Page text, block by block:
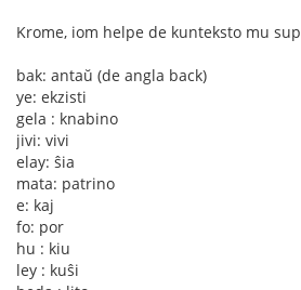
Krome, iom helpe de kunteksto mu
bak: antaŭ (de angla back)
ye: ekzisti
gela : knabino
jivi: vivi
elay: ŝia
mata: patrino
e: kaj
fo: por
hu : kiu
ley : kuŝi